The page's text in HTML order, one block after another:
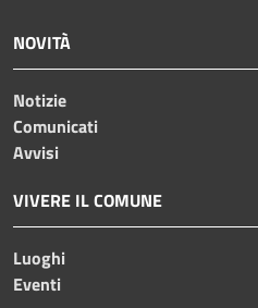
NOVITÀ
Notizie
Comunicati
Avvisi
VIVERE IL COMUNE
Luoghi
Eventi